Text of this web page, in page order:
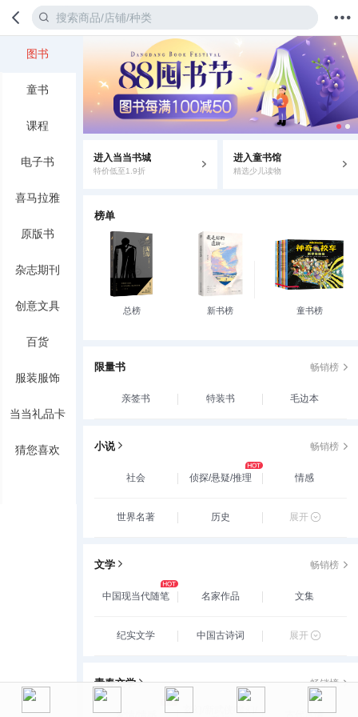
值得买 我的当当
图书
童书
课程
电子书
喜马拉雅
原版书
杂志期刊
创意文具
百货
服装服饰
当当礼品卡
猜您喜欢
进入当当书城
特价低至1.9折
进入童书馆
精选少儿读物
榜单
总榜 新书榜 童书榜
限量书 畅销榜
亲签书 特装书 毛边本
小说 畅销榜
社会 侦探/悬疑/推理 情感
世界名著 历史 展开
文学 畅销榜
中国现当代随笔 名家作品 文集
纪实文学 中国古诗词 展开
青春文学 畅销榜
玄幻/新武侠/魔幻/